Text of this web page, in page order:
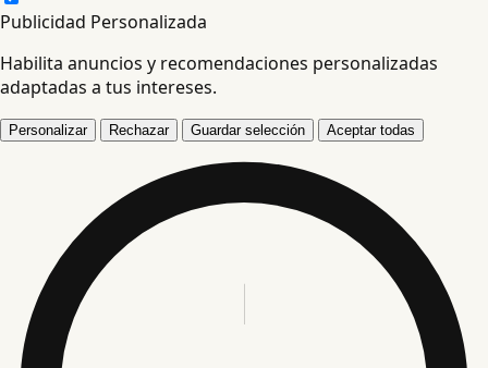
Publicidad Personalizada
Habilita anuncios y recomendaciones personalizadas
adaptadas a tus intereses.
Personalizar Rechazar Guardar selección Aceptar todas